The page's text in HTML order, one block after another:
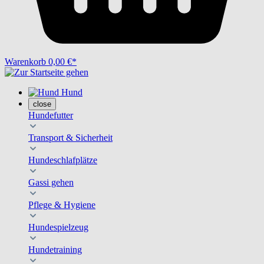
Warenkorb 0,00 €*
Hund
close
Hundefutter
Transport & Sicherheit
Hundeschlafplätze
Gassi gehen
Pflege & Hygiene
Hundespielzeug
Hundetraining